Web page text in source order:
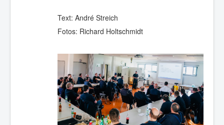
Text: André Streich
Fotos: Richard Holtschmidt